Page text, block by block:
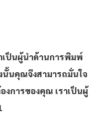
เป็นผู้นำด้านการพิมพ์
นคุณจึงสามารถมั่นใจ
การของคุณ เราเป็นผู้